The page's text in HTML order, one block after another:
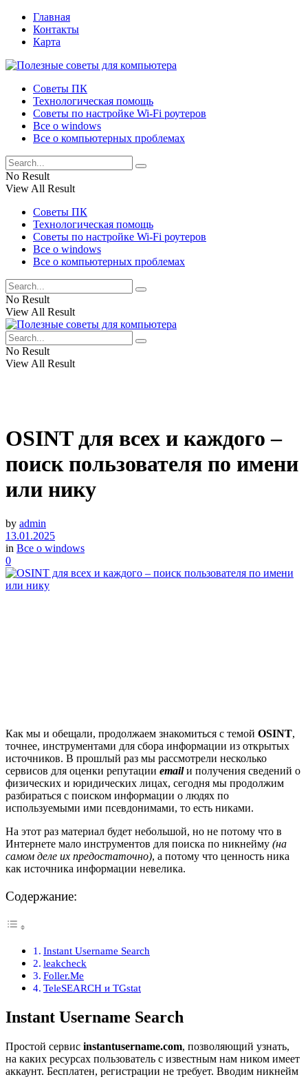
Главная
Контакты
Карта
Советы ПК
Технологическая помощь
Советы по настройке Wi-Fi роутеров
Все о windows
Все о компьютерных проблемах
No Result
View All Result
Советы ПК
Технологическая помощь
Советы по настройке Wi-Fi роутеров
Все о windows
Все о компьютерных проблемах
No Result
View All Result
No Result
View All Result
OSINT для всех и каждого –
поиск пользователя по имени
или нику
by admin
13.01.2025
in Все о windows
0
Как мы и обещали, продолжаем знакомиться с темой OSINT,
точнее, инструментами для сбора информации из открытых
источников. В прошлый раз мы рассмотрели несколько
сервисов для оценки репутации emailи получения сведений о
физических и юридических лицах, сегодня мы продолжим
разбираться с поиском информации о людях по
используемыми ими псевдонимами, то есть никами.
На этот раз материал будет небольшой, но не потому что в
Интернете мало инструментов для поиска по никнейму (на
самом деле их предостаточно), а потому что ценность ника
как источника информации невелика.
Содержание:
Instant Username Search
leakcheck
Foller.Me
TeleSEARCH и TGstat
Instant Username Search
Простой сервис instantusername.com, позволяющий узнать,
на каких ресурсах пользователь с известным нам ником имеет
аккаунт. Бесплатен, регистрации не требует. Вводим никнейм